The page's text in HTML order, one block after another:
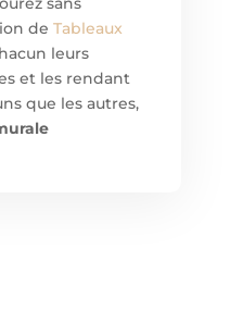
de Tableaux
leurs
et les rendant
que les autres,